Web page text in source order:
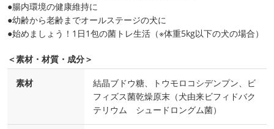
●腸内環境の健康維持に
●幼齢から老齢までオールステージの犬に
●始めましょう！1日1包の菌トレ生活（※体重5kg以下の犬の場合）
＜素材・材質・成分＞
素材
結晶ブドウ糖、トウモロコシデンプン、ビ
フィズス菌乾燥原末（犬由来ビフィドバク
テリウム シュードロングム菌）